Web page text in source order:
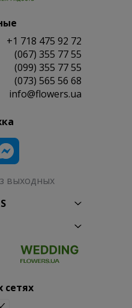
+1 718 475 92 72
(067) 355 77 55
(099) 355 77 55
(073) 565 56 68
info@flowers.ua
выходных
сетях